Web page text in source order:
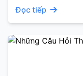
Đọc tiếp